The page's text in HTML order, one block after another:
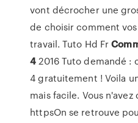
vont décrocher une
de choisir comment
travail. Tuto Hd Fr
42016 Tuto demandé :
4 gratuitement ! Voila
mais facile. Vous
httpsOn se retrouve